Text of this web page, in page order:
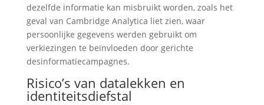
dezelfde informatie kan misbruikt worden, zoals het
geval van Cambridge Analytica liet zien, waar
persoonlijke gegevens werden gebruikt om
verkiezingen te beïnvloeden door gerichte
desinformatiecampagnes.
Risico’s van datalekken en
identiteitsdiefstal